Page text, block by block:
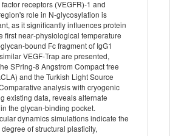
receptors (VEGFR)‐1 and
role in N‐glycosylation is
as it significantly influences protein
first near‐physiological temperature
Fc fragment of IgG1
VEGF‐Trap are presented,
SPring‐8 Angstrom Compact free
and the Turkish Light Source
analysis with cryogenic
existing data, reveals alternate
the glycan‐binding pocket.
dynamics simulations indicate the
of structural plasticity,